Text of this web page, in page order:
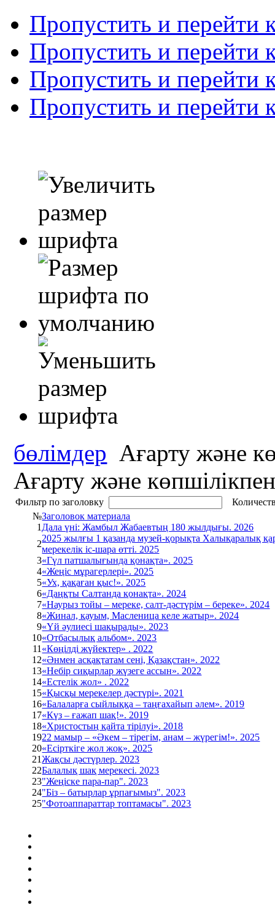
Пропустить и перейти
Пропустить и перейти
Пропустить и перейти
Пропустить и перейти
бөлімдер Ағарту және
Ағарту және
Фильтр по заголовку
№Заголовок материала
1Дала үні: Жамбыл Жабаевтың 180 жылдығы. 2026
2
2025 жылғы 1 қазанда музей-қорықта Халықаралық
мерекелік іс-шара өтті. 2025
3«Гүл патшалығында қонақта». 2025
4«Жеңіс мұрагерлері». 2025
5«Ух, қақаған қыс!». 2025
6«Даңқты Салтанда қонақта». 2024
7«Наурыз тойы – мереке, салт-дәстүрім – береке». 2024
8«Жинал, қауым, Масленица келе жатыр». 2024
9«Үй әулиесі шақырады». 2023
10«Отбасылық альбом». 2023
11«Көңілді жүйектер» . 2022
12«Әнмен асқақтатам сені, Қазақстан». 2022
13«Небір сиқырлар жүзеге ассын». 2022
14«Естелік жол» . 2022
15«Қысқы мерекелер дәстүрі». 2021
16«Балаларға сыйлыққа – таңғахайып әлем». 2019
17«Күз – ғажап шақ!». 2019
18«Христостың қайта тірілуі». 2018
1922 мамыр – «Әкем – тірегім, анам – жүрегім!». 2025
20«Есірткіге жол жоқ». 2025
21Жақсы дәстүрлер. 2023
22Балалық шақ мерекесі. 2023
23"Жеңіске пара-пар". 2023
24"Біз – батырлар ұрпағымыз". 2023
25"Фотоаппараттар топтамасы". 2023